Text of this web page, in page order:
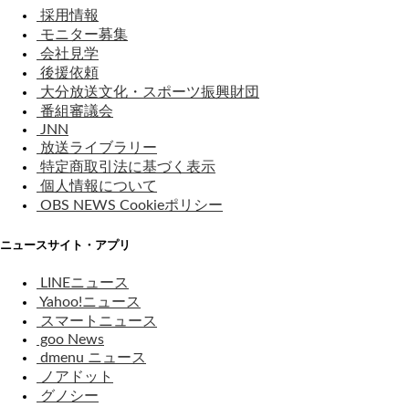
採用情報
モニター募集
会社見学
後援依頼
大分放送文化・スポーツ振興財団
番組審議会
JNN
放送ライブラリー
特定商取引法に基づく表示
個人情報について
OBS NEWS Cookieポリシー
ニュースサイト・アプリ
LINEニュース
Yahoo!ニュース
スマートニュース
goo News
dmenu ニュース
ノアドット
グノシー